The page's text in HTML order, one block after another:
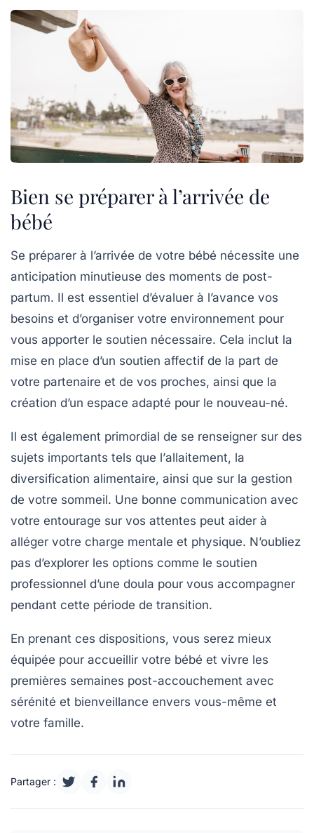
Bien se préparer à l’arrivée de
bébé
Se préparer à l’arrivée de votre bébé nécessite une
anticipation minutieuse des moments de post-
partum. Il est essentiel d’évaluer à l’avance vos
besoins et d’organiser votre environnement pour
vous apporter le soutien nécessaire. Cela inclut la
mise en place d’un soutien affectif de la part de
votre partenaire et de vos proches, ainsi que la
création d’un espace adapté pour le nouveau-né.
Il est également primordial de se renseigner sur des
sujets importants tels que l’allaitement, la
diversification alimentaire, ainsi que sur la gestion
de votre sommeil. Une bonne communication avec
votre entourage sur vos attentes peut aider à
alléger votre charge mentale et physique. N’oubliez
pas d’explorer les options comme le soutien
professionnel d’une doula pour vous accompagner
pendant cette période de transition.
En prenant ces dispositions, vous serez mieux
équipée pour accueillir votre bébé et vivre les
premières semaines post-accouchement avec
sérénité et bienveillance envers vous-même et
votre famille.
Partager :